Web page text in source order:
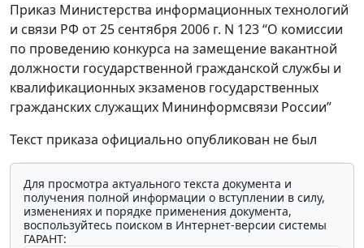
Приказ Министерства информационных технологий
и связи РФ от 25 сентября 2006 г. N 123 “О комиссии
по проведению конкурса на замещение вакантной
должности государственной гражданской службы и
квалификационных экзаменов государственных
гражданских служащих Мининформсвязи России”
Текст приказа официально опубликован не был
Для просмотра актуального текста документа и
получения полной информации о вступлении в силу,
изменениях и порядке применения документа,
воспользуйтесь поиском в Интернет-версии системы
ГАРАНТ: